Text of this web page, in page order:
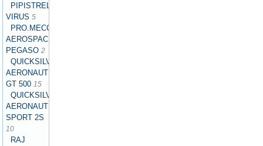
PIPISTREL
VIRUS 5
PRO.MECC
AEROSPACE
PEGASO2
QUICKSILVER
AERONAUTICS
GT 500 15
QUICKSILVER
AERONAUTICS
SPORT 2S
10
RAJ